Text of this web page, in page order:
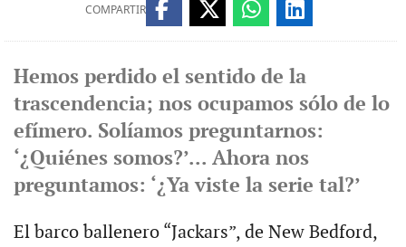
COMPARTIR
Hemos perdido el sentido de la
trascendencia; nos ocupamos sólo de lo
efímero. Solíamos preguntarnos:
‘¿Quiénes somos?’... Ahora nos
preguntamos: ‘¿Ya viste la serie tal?’
El barco ballenero “Jackars”, de New Bedford,